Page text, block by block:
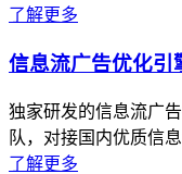
了解更多
信息流广告优化引
独家研发的信息流广
队，对接国内优质信
了解更多